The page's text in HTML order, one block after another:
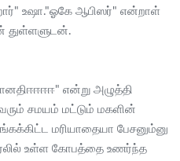
உஷா."ஓகே ஆபிஸர்" என்றாள்
துள்ளளுடன்.
என்று அழுத்தி
சமயம் மட்டும் மகளின்
மரியாதையா பேசனும்னு
உள்ள கோபத்தை உணர்ந்த